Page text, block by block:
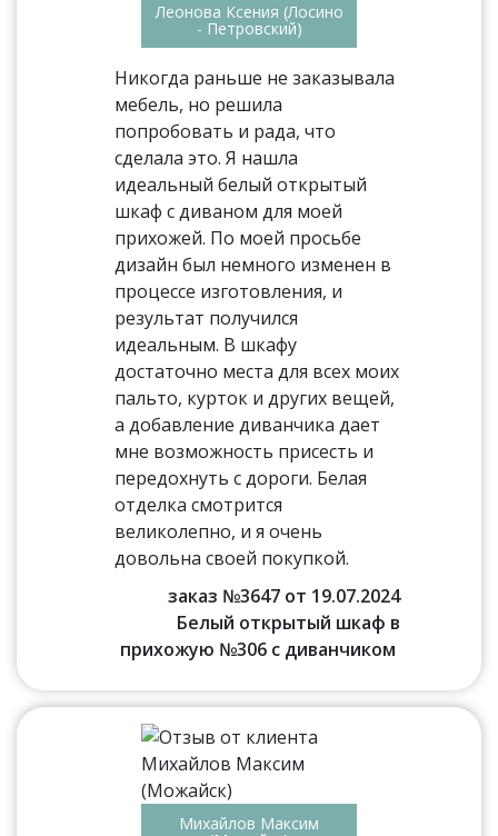
Леонова Ксения (Лосино
- Петровский)
Никогда раньше не заказывала
мебель, но решила
попробовать и рада, что
сделала это. Я нашла
идеальный белый открытый
шкаф с диваном для моей
прихожей. По моей просьбе
дизайн был немного изменен в
процессе изготовления, и
результат получился
идеальным. В шкафу
достаточно места для всех моих
пальто, курток и других вещей,
а добавление диванчика дает
мне возможность присесть и
передохнуть с дороги. Белая
отделка смотрится
великолепно, и я очень
довольна своей покупкой.
заказ №3647 от 19.07.2024
Белый открытый шкаф в
прихожую №306 с диванчиком
Михайлов Максим